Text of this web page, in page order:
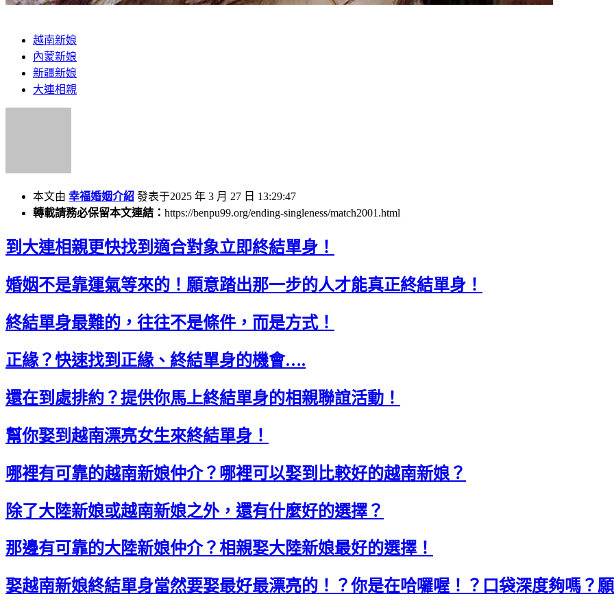
越南新娘
內蒙新娘
新疆新娘
大連相親
本文由 幸福婚姻介紹 發表于2025 年 3 月 27 日 13:29:47
轉載請務必保留本文連結： https://benpu99.org/ending-singleness/match2001.html
到大連相親更快找到適合對象立即終結單身！
婚姻不是靠運氣等來的！願意踏出那一步的人才能真正終結單身！
終結單身最難的，往往不是條件，而是方式！
正緣？快速找到正緣、終結單身的機會….
還在到處排約？提供你馬上終結單身的相親聯誼活動！
幫你娶到越南漂亮女生來終結單身！
哪裡有可靠的越南新娘仲介？哪裡可以娶到比較好的越南新娘？
除了大陸新娘或越南新娘之外，還有什麼好的選擇？
那邊有可靠的大陸新娘仲介？相親娶大陸新娘最好的選擇！
娶越南新娘終結單身當然要娶最好最漂亮的！？你是在哈囉喔！？口袋深度夠嗎？